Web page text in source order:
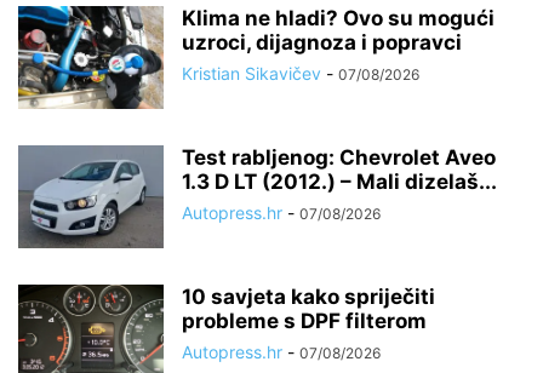
Klima ne hladi? Ovo su mogući
uzroci, dijagnoza i popravci
Kristian Sikavičev - 07/08/2026
Test rabljenog: Chevrolet Aveo
1.3 D LT (2012.) – Mali dizelaš...
Autopress.hr - 07/08/2026
10 savjeta kako spriječiti
probleme s DPF filterom
Autopress.hr - 07/08/2026